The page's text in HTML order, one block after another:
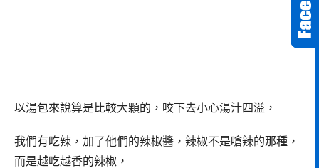
以湯包來說算是比較大顆的，咬下去小心湯汁四溢，
我們有吃辣，加了他們的辣椒醬，辣椒不是嗆辣的那種，
而是越吃越香的辣椒，